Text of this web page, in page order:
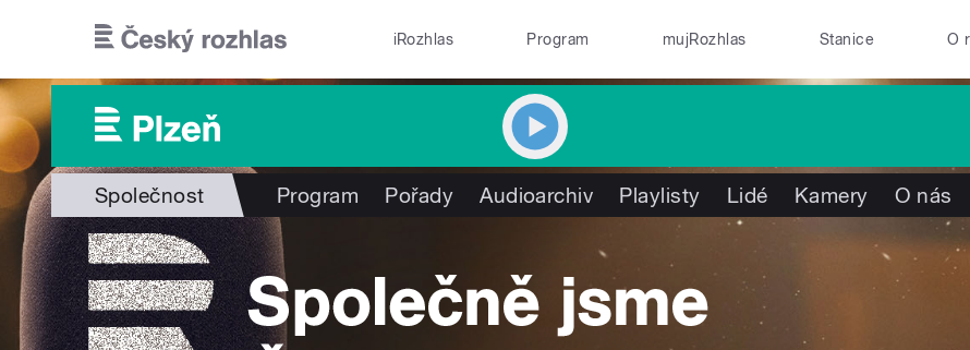
iRozhlas Program mujRozhlas Stanice O
Společnost Program Pořady Audioarchiv Playlisty Lidé Kamery O nás